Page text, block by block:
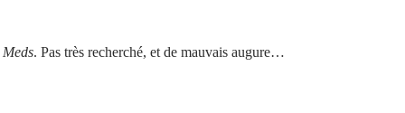
Meds. Pas très recherché, et de mauvais augure…